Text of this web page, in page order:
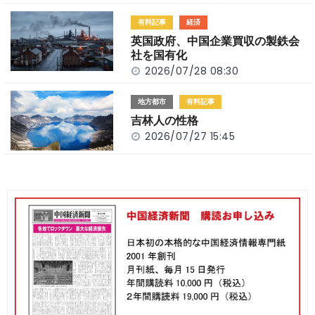
有料記事 経済
英国政府、中国企業買収の製鉄会
社を国有化
2026/07/28 08:30
地方都市 有料記事
吉林人の性格
2026/07/27 15:45